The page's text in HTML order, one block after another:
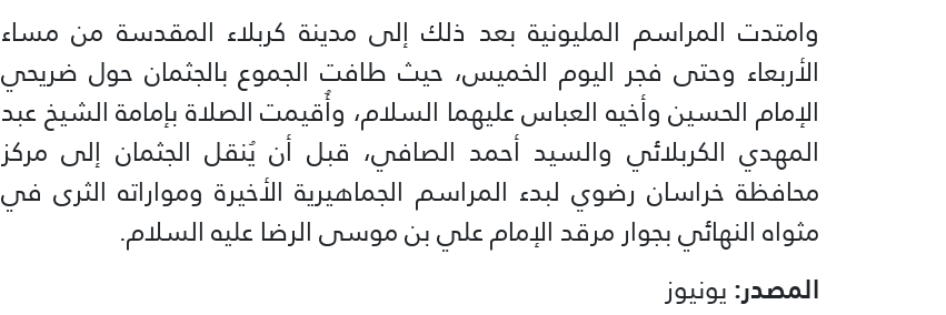
وامتدت المراسم المليونية بعد ذلك إلى مدينة كربلاء المقدسة من مساء
الأربعاء وحتى فجر اليوم الخميس، حيث طافت الجموع بالجثمان حول ضريحي
الإمام الحسين وأخيه العباس عليهما السلام، وأُقيمت الصلاة بإمامة الشيخ عبد
المهدي الكربلائي والسيد أحمد الصافي، قبل أن يُنقل الجثمان إلى مركز
محافظة خراسان رضوي لبدء المراسم الجماهيرية الأخيرة ومواراته الثرى في
مثواه النهائي بجوار مرقد الإمام علي بن موسى الرضا عليه السلام.
المصدر:يونيوز